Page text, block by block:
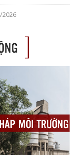
2026
MÔI TRƯỜNG